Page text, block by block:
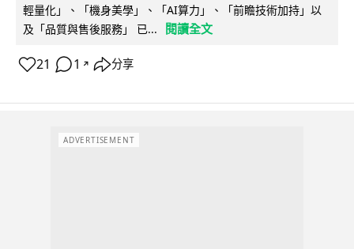
輕量化」、「機身美學」、「AI算力」、「前瞻技術加持」以
及「品質與售後服務」 已...
閱讀全文
21 1 ↗ 分享
ADVERTISEMENT